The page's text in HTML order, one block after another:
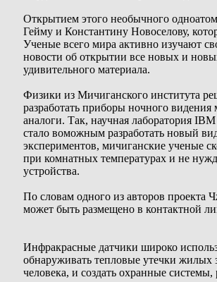
Открытием этого необычного
Гейму и Константину Новоселову,
Ученые всего мира активно изучают
новости об открытии все новых и
удивительного материала.
Физики из Мичиганского института
разработать приборы ночного
аналоги. Так, научная лаборатория
стало воможным разработать новый
экспериментов, мичиганские ученые
при комнатных температурах и не
устройства.
По словам одного из авторов проекта
может быть размещено в контактной
Инфракрасные датчики широко
обнаруживать тепловые утечки
человека, и создать охранные